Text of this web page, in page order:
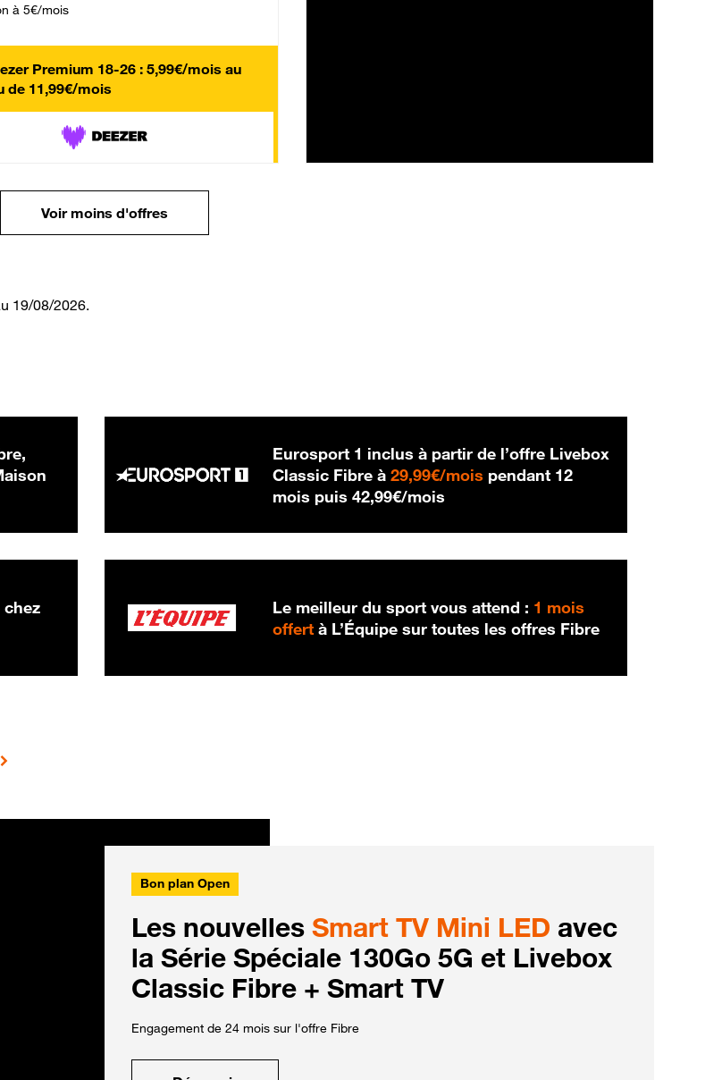
à 5€/mois
Premium 18-26 : 5,99€/mois au
de 11,99€/mois
Voir moins d'offres
19/08/2026.
Eurosport 1 inclus à partir de l’offre Livebox
Classic Fibre à29,99€/mois 29,99 € par mois
pendant 12
mois puis42,99€/mois
Le meilleur du sport vous attend : 1 mois
offert à L’Équipe sur toutes les offres Fibre
Bon plan Open
Les nouvelles Smart TV Mini LED avec
la Série Spéciale 130Go 5G et Livebox
Classic Fibre + Smart TV
Engagement de 24 mois sur l'offre Fibre